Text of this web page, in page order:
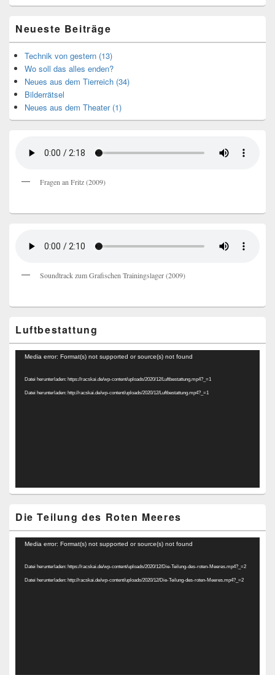
Neueste Beiträge
Technik von gestern (13)
Wo soll das alles enden?
Neues aus dem Tierreich (34)
Bilderrätsel
Neues aus dem Theater (1)
Fragen an Fritz (2009)
Soundtrack zum Grafischen Trainingslager (2009)
Luftbestattung
Video-
Media error: Format(s) not supported or source(s) not found
Datei herunterladen: https://racskai.de/wp-content/uploads/2020/12/Luftbestattung.mp4?_=1
Datei herunterladen: http://racskai.de/wp-content/uploads/2020/12/Luftbestattung.mp4?_=1
Die Teilung des Roten Meeres
Video-
Media error: Format(s) not supported or source(s) not found
Datei herunterladen: https://racskai.de/wp-content/uploads/2020/12/Die-Teilung-des-roten-Meeres.mp4?_=2
Datei herunterladen: http://racskai.de/wp-content/uploads/2020/12/Die-Teilung-des-roten-Meeres.mp4?_=2